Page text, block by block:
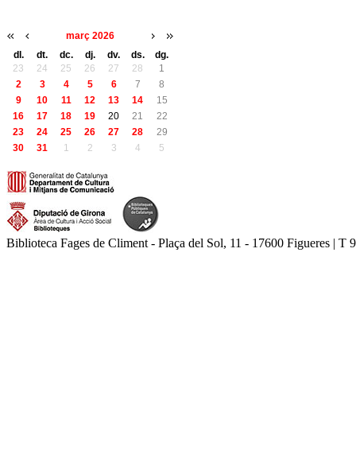
març 2026
dl.
dt. dc. dj. dv. ds.
dg.
23
24 25 26 27 28
1
2
3 4 5 6 7
8
9
10 11 12 13 14
15
16
17 18 19 20 21
22
23
24 25 26 27 28
29
30
31 1 2 3 4 5
Biblioteca Fages de Climent - Plaça del Sol, 11 - 17600 Figueres |